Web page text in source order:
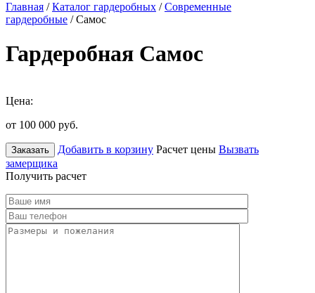
Главная /Каталог гардеробных /Современные
гардеробные / Самос
Гардеробная Самос
Цена:
от 100 000 руб.
Заказать Добавить в корзину Расчет цены Вызвать
замерщика
Получить расчет